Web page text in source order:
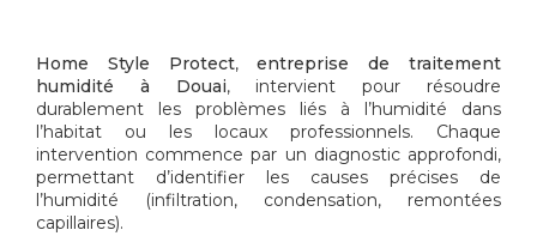
Home Style Protect,entreprise de traitement
humidité à Douai, intervient pour résoudre
durablement les problèmes liés à l’humidité dans
l’habitat ou les locaux professionnels. Chaque
intervention commence par un diagnostic approfondi,
permettant d’identifier les causes précises de
l’humidité (infiltration, condensation, remontées
capillaires).